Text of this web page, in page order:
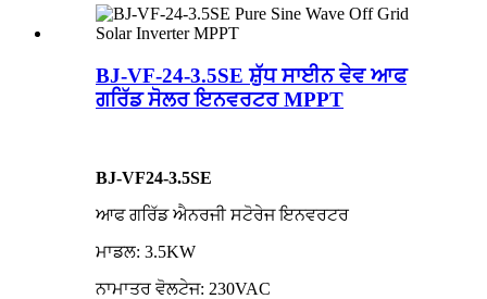
BJ-VF-24-3.5SE ਸ਼ੁੱਧ ਸਾਈਨ ਵੇਵ ਆਫ
ਗਰਿੱਡ ਸੋਲਰ ਇਨਵਰਟਰ MPPT
BJ-VF24-3.5SE
ਆਫ ਗਰਿੱਡ ਐਨਰਜੀ ਸਟੋਰੇਜ ਇਨਵਰਟਰ
ਮਾਡਲ: 3.5KW
ਨਾਮਾਤਰ ਵੋਲਟੇਜ: 230VAC